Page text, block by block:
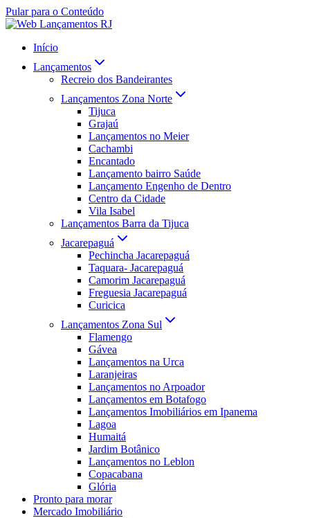
Pular para o Conteúdo
Início
Lançamentos
Recreio dos Bandeirantes
Lançamentos Zona Norte
Tijuca
Grajaú
Lançamentos no Meier
Cachambi
Encantado
Lançamento bairro Saúde
Lançamento Engenho de Dentro
Centro da Cidade
Vila Isabel
Lançamentos Barra da Tijuca
Jacarepaguá
Pechincha Jacarepaguá
Taquara- Jacarepaguá
Camorim Jacarepaguá
Freguesia Jacarepaguá
Curicica
Lançamentos Zona Sul
Flamengo
Gávea
Lançamentos na Urca
Laranjeiras
Lançamentos no Arpoador
Lançamentos em Botafogo
Lançamentos Imobiliários em Ipanema
Lagoa
Humaitá
Jardim Botânico
Lançamentos no Leblon
Copacabana
Glória
Pronto para morar
Mercado Imobiliário